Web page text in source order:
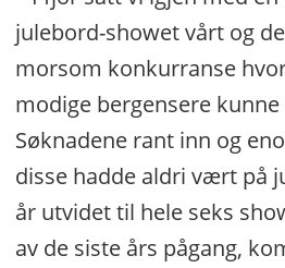
julebord-showet vårt og
morsom konkurranse
modige bergensere
Søknadene rant inn og
disse hadde aldri vært på
år utvidet til hele seks
av de siste års pågang,